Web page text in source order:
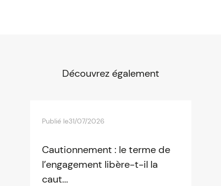
Découvrez également
Publié le31/07/2026
Cautionnement : le terme de
l’engagement libère-t-il la
caut...